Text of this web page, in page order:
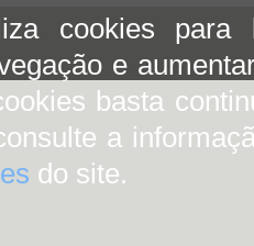
cookies para
e
basta
a
do site.